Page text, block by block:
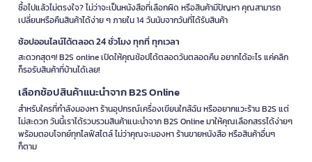
ซื้อไปแล้วไม่ตรงใจ? ไม่ว่าจะเป็นหนังสือที่เลือกผิด หรือสินค้ามีปัญหา คุณสามารถ
เปลี่ยนหรือคืนสินค้าได้ง่าย ๆ ภายใน 14 วันนับจากวันที่ได้รับสินค้า
ช้อปออนไลน์ได้ตลอด 24 ชั่วโมง ทุกที่ ทุกเวลา
สะดวกสุดๆ! B2S online เปิดให้คุณช้อปได้ตลอดวันตลอดคืน อยากได้อะไร แค่คลิก
ก็รอรับสินค้าที่บ้านได้เลย!
เลือกช้อปสินค้าแนะนำจาก B2S Online
สำหรับใครที่กำลังมองหา ร้านอุปกรณ์เครื่องเขียนใกล้ฉัน หรืออยากแวะร้าน B2S แต่
ไม่สะดวก วันนี้เราได้รวบรวมสินค้าแนะนำจาก B2S Online มาให้คุณเลือกสรรได้ง่ายๆ
พร้อมตอบโจทย์ทุกไลฟ์สไตล์ ไม่ว่าคุณจะมองหา ร้านขายหนังสือ หรือสินค้าอื่นๆ
ก็ตาม